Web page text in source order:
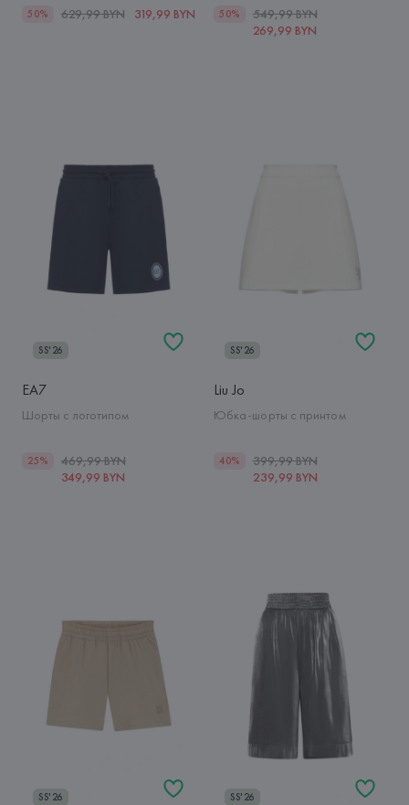
50% 629,99 BYN 319,99 BYN 50%
549,99 BYN
269,99 BYN
SS'26
EA7
Шорты с логотипом
25%
469,99 BYN
349,99 BYN
SS'26
Liu Jo
Юбка-шорты с принтом
40%
399,99 BYN
239,99 BYN
SS'26 SS'26